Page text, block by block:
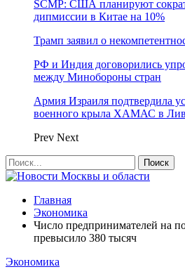
SCMP: США планируют
дипмиссии в Китае на 10%
Трамп заявил о
РФ и Индия договорились
между Минобороны стран
Армия Израиля подтвердила
военного крыла ХАМАС в
Prev Next
Главная
Экономика
Число предпринимателей на
превысило 380 тысяч
Экономика